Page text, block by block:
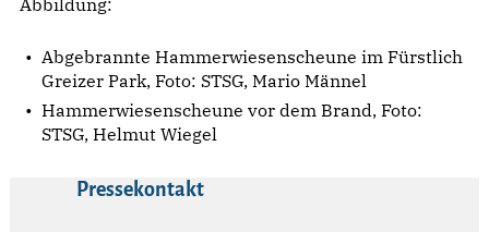
Abgebrannte Hammerwiesenscheune im Fürstlich
Greizer Park, Foto: STSG, Mario Männel
Hammerwiesenscheune vor dem Brand, Foto:
STSG, Helmut Wiegel
Pressekontakt